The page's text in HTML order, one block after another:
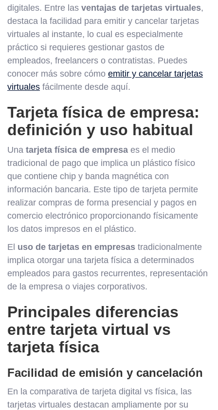
digitales. Entre las ventajas de tarjetas virtuales,
destaca la facilidad para emitir y cancelar tarjetas
virtuales al instante, lo cual es especialmente
práctico si requieres gestionar gastos de
empleados, freelancers o contratistas. Puedes
conocer más sobre cómo emitir y cancelar tarjetas
virtuales fácilmente desde aquí.
Tarjeta física de empresa:
definición y uso habitual
Una tarjeta física de empresa es el medio
tradicional de pago que implica un plástico físico
que contiene chip y banda magnética con
información bancaria. Este tipo de tarjeta permite
realizar compras de forma presencial y pagos en
comercio electrónico proporcionando físicamente
los datos impresos en el plástico.
El uso de tarjetas en empresas tradicionalmente
implica otorgar una tarjeta física a determinados
empleados para gastos recurrentes, representación
de la empresa o viajes corporativos.
Principales diferencias
entre tarjeta virtual vs
tarjeta física
Facilidad de emisión y cancelación
En la comparativa de tarjeta digital vs física, las
tarjetas virtuales destacan ampliamente por su